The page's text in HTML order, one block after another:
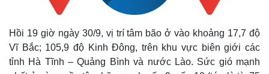
Hồi 19 giờ ngày 30/9, vị trí tâm bão ở vào khoảng 17,7 độ
Vĩ Bắc; 105,9 độ Kinh Đông, trên khu vực biên giới các
tỉnh Hà Tĩnh – Quảng Bình và nước Lào. Sức gió mạnh